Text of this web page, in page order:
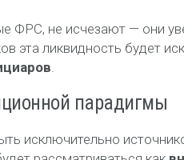
ФРС, не исчезают — они
эта ликвидность будет
парадигмы
исключительно